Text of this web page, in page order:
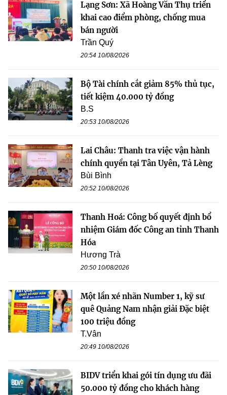
Lạng Sơn: Xã Hoàng Văn Thụ triển
khai cao điểm phòng, chống mua
bán người
Trần Quý
20:54 10/08/2026
Bộ Tài chính cắt giảm 85% thủ tục,
tiết kiệm 40.000 tỷ đồng
B.S
20:53 10/08/2026
Lai Châu: Thanh tra việc vận hành
chính quyền tại Tân Uyên, Tả Lèng
Bùi Bình
20:52 10/08/2026
Thanh Hoá: Công bố quyết định bổ
nhiệm Giám đốc Công an tỉnh Thanh
Hóa
Hương Trà
20:50 10/08/2026
Một lần xé nhãn Number 1, kỹ sư
quê Quảng Nam nhận giải Đặc biệt
100 triệu đồng
T.Vân
20:49 10/08/2026
BIDV triển khai gói tín dụng ưu đãi
50.000 tỷ đồng cho khách hàng